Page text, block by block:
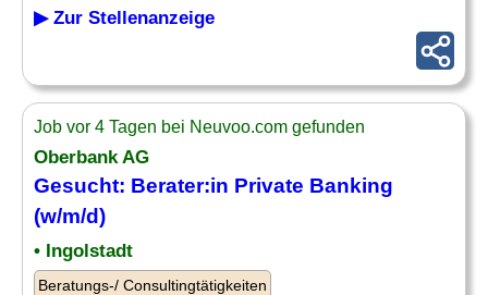
▶ Zur Stellenanzeige
Job vor 4 Tagen bei Neuvoo.com gefunden
Oberbank AG
Gesucht: Berater:in Private Banking
(w/m/d)
• Ingolstadt
Beratungs-/ Consultingtätigkeiten